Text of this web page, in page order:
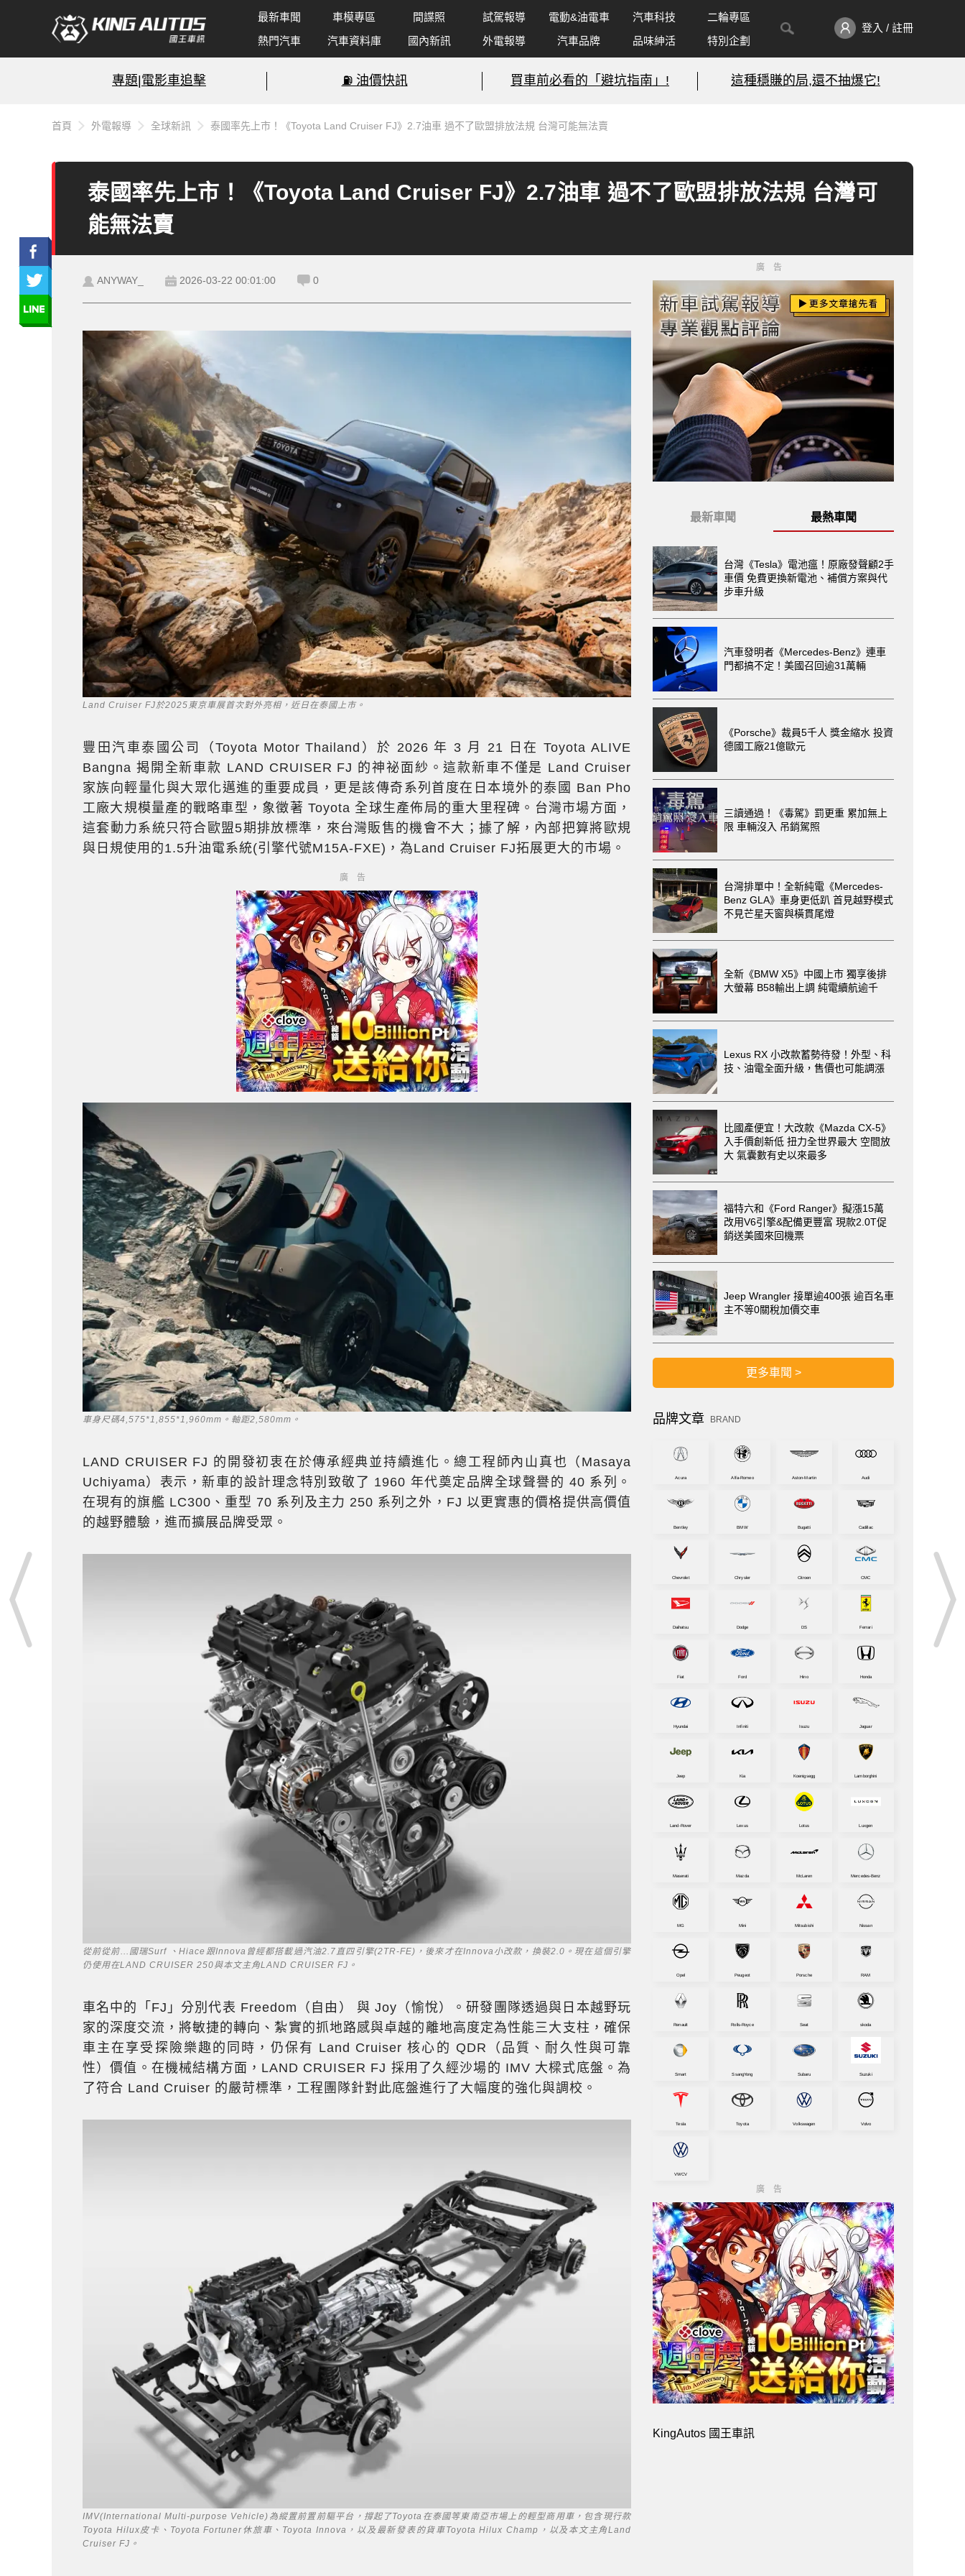
最新車聞 車模專區 間諜照 試駕報導 電動&油電車 汽車科技
二輪專區
熱門汽車
汽車資料庫 國內新訊 外電報導 汽車品牌 品味紳活 特別企劃
登入 / 註冊
專題|電影車追擊 ⛽️ 油價快訊 買車前必看的「避坑指南」! 這種穩賺的局,還不抽爆它!
首頁 外電報導 全球新訊 泰國率先上市！《Toyota Land Cruiser FJ》2.7油車 過不了歐盟排放法規 台灣可能無法賣
泰國率先上市！《Toyota Land Cruiser FJ》2.7油車 過不了歐盟排放法規 台灣可
能無法賣
ANYWAY_ 2026-03-22 00:01:00 0
Land Cruiser FJ於2025東京車展首次對外亮相，近日在泰國上市。
豐田汽車泰國公司（Toyota Motor Thailand）於 2026 年 3 月 21 日在 Toyota ALIVE
Bangna 揭開全新車款 LAND CRUISER FJ 的神祕面紗。這款新車不僅是 Land Cruiser
家族向輕量化與大眾化邁進的重要成員，更是該傳奇系列首度在日本境外的泰國 Ban Pho
工廠大規模量產的戰略車型，象徵著 Toyota 全球生產佈局的重大里程碑。台灣市場方面，
這套動力系統只符合歐盟5期排放標準，來台灣販售的機會不大；據了解，內部把算將歐規
與日規使用的1.5升油電系統(引擎代號M15A-FXE)，為Land Cruiser FJ拓展更大的市場。
廣告
車身尺碼4,575*1,855*1,960mm。軸距2,580mm。
LAND CRUISER FJ 的開發初衷在於傳承經典並持續進化。總工程師內山真也（Masaya
Uchiyama）表示，新車的設計理念特別致敬了 1960 年代奠定品牌全球聲譽的 40 系列。
在現有的旗艦 LC300、重型 70 系列及主力 250 系列之外，FJ 以更實惠的價格提供高價值
的越野體驗，進而擴展品牌受眾。
從前從前...國瑞Surf 、Hiace跟Innova曾經都搭載過汽油2.7直四引擎(2TR-FE)，後來才在Innova小改款，換裝2.0。現在這個引擎
仍使用在LAND CRUISER 250與本文主角LAND CRUISER FJ。
車名中的「FJ」分別代表 Freedom（自由） 與 Joy（愉悅）。研發團隊透過與日本越野玩
家的深度交流，將敏捷的轉向、紮實的抓地路感與卓越的離地高度定為性能三大支柱，確保
車主在享受探險樂趣的同時，仍保有 Land Cruiser 核心的 QDR（品質、耐久性與可靠
性）價值。在機械結構方面，LAND CRUISER FJ 採用了久經沙場的 IMV 大樑式底盤。為
了符合 Land Cruiser 的嚴苛標準，工程團隊針對此底盤進行了大幅度的強化與調校。
IMV(International Multi-purpose Vehicle)為縱置前置前驅平台，撐起了Toyota在泰國等東南亞市場上的輕型商用車，包含現行款
Toyota Hilux皮卡、Toyota Fortuner休旅車、Toyota Innova，以及最新發表的貨車Toyota Hilux Champ，以及本文主角Land
Cruiser FJ。
廣告
最新車聞 最熱車聞
台灣《Tesla》電池瘟！原廠發聲顧2手
車價 免費更換新電池、補償方案與代
步車升級
汽車發明者《Mercedes-Benz》連車
門都搞不定！美國召回逾31萬輛
《Porsche》裁員5千人 獎金縮水 投資
德國工廠21億歐元
三讀通過！《毒駕》罰更重 累加無上
限 車輛沒入 吊銷駕照
台灣排單中！全新純電《Mercedes-
Benz GLA》車身更低趴 首見越野模式
不見芒星天窗與橫貫尾燈
全新《BMW X5》中國上市 獨享後排
大螢幕 B58輸出上調 純電續航逾千
Lexus RX 小改款蓄勢待發！外型、科
技、油電全面升級，售價也可能調漲
比國產便宜！大改款《Mazda CX-5》
入手價創新低 扭力全世界最大 空間放
大 氣囊數有史以來最多
福特六和《Ford Ranger》擬漲15萬
改用V6引擎&配備更豐富 現款2.0T促
銷送美國來回機票
Jeep Wrangler 接單逾400張 逾百名車
主不等0關稅加價交車
更多車聞 >
品牌文章 BRAND
Acura Alfa-Romeo Aston-Martin Audi
Bentley BMW Bugatti Cadillac
Chevrolet Chrysler Citroen CMC
Daihatsu Dodge DS Ferrari
Fiat Ford Hino Honda
Hyundai Infiniti Isuzu Jaguar
Jeep Kia Koenigsegg Lamborghini
Land-Rover Lexus Lotus Luxgen
Maserati Mazda McLaren Mercedes-Benz
MG Mini Mitsubishi Nissan
Opel Peugeot Porsche RAM
Renault Rolls-Royce Seat skoda
Smart SsangYong Subaru Suzuki
Tesla Toyota Volkswagen Volvo
VWCV
廣告
KingAutos 國王車訊